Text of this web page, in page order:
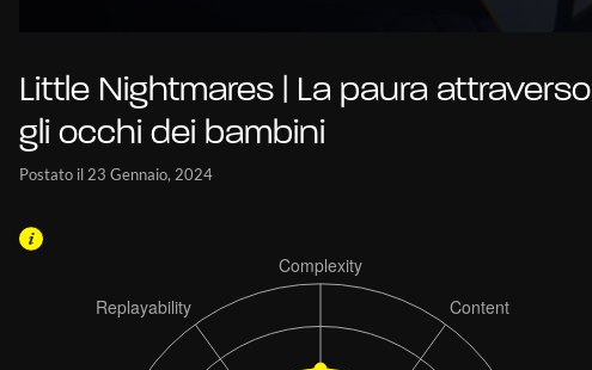
Little Nightmares | La paura attraverso
gli occhi dei bambini
Postato il 23 Gennaio, 2024